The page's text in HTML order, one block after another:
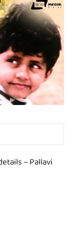
– Pallavi